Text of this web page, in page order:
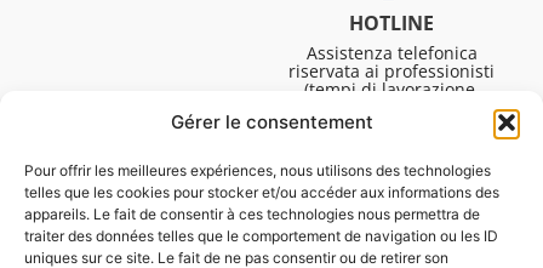
Gérer le consentement
Pour offrir les meilleures expériences, nous utilisons des technologies
telles que les cookies pour stocker et/ou accéder aux informations des
appareils. Le fait de consentir à ces technologies nous permettra de
traiter des données telles que le comportement de navigation ou les ID
uniques sur ce site. Le fait de ne pas consentir ou de retirer son
HOTLINE
Assistenza telefonica
riservata ai professionisti
(tempi di lavorazione,
Dal lunedì al venerdì dalle